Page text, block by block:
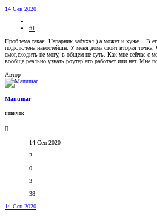
14 Сен 2020
#1
Проблема такая. Напарник забухал ) а может и хуже... В
подключена наностейшн. У меня дома стоит вторая точка.
смог,сходить не могу, в общем не суть. Как мне сейчас с
вообще реально узнать роутер его работает или нет. Мне
Автор
Manumar
новичок
14 Сен 2020
2
0
3
38
14 Сен 2020